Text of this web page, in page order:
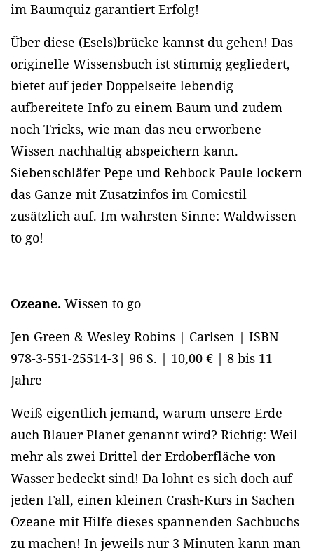
im Baumquiz garantiert Erfolg!
Über diese (Esels)brücke kannst du gehen! Das
originelle Wissensbuch ist stimmig gegliedert,
bietet auf jeder Doppelseite lebendig
aufbereitete Info zu einem Baum und zudem
noch Tricks, wie man das neu erworbene
Wissen nachhaltig abspeichern kann.
Siebenschläfer Pepe und Rehbock Paule lockern
das Ganze mit Zusatzinfos im Comicstil
zusätzlich auf. Im wahrsten Sinne: Waldwissen
to go!
Ozeane. Wissen to go
Jen Green & Wesley Robins | Carlsen | ISBN
978-3-551-25514-3| 96 S. | 10,00 € | 8 bis 11
Jahre
Weiß eigentlich jemand, warum unsere Erde
auch Blauer Planet genannt wird? Richtig: Weil
mehr als zwei Drittel der Erdoberfläche von
Wasser bedeckt sind! Da lohnt es sich doch auf
jeden Fall, einen kleinen Crash-Kurs in Sachen
Ozeane mit Hilfe dieses spannenden Sachbuchs
zu machen! In jeweils nur 3 Minuten kann man